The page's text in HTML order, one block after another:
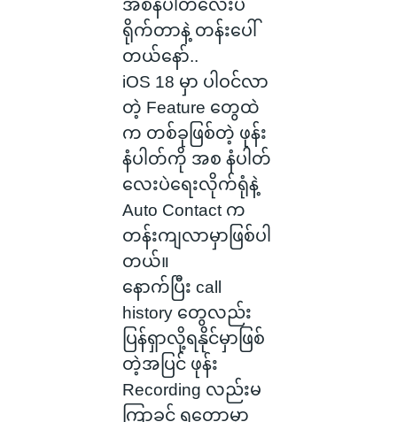
အစနံပါတ်လေးပဲ
ရိုက်တာနဲ့ တန်းပေါ်
တယ်နော်..
iOS 18 မှာ ပါဝင်လာ
တဲ့ Feature တွေထဲ
က တစ်ခုဖြစ်တဲ့ ဖုန်း
နံပါတ်ကို အစ နံပါတ်
လေးပဲရေးလိုက်ရုံနဲ့
Auto Contact က
တန်းကျလာမှာဖြစ်ပါ
တယ်။
နောက်ပြီး call
history တွေလည်း
ပြန်ရှာလို့ရနိုင်မှာဖြစ်
တဲ့အပြင် ဖုန်း
Recording လည်းမ
ကြာခင် ရတော့မှာ